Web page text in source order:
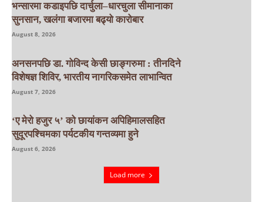
भन्सारमा कडाइपछि दार्चुला–धारचुला सीमानाका
सुनसान, खलंगा बजारमा बढ्यो कारोबार
August 8, 2026
अनसनपछि डा. गोविन्द केसी छाङ्गरुमा : तीनदिने
विशेषज्ञ शिविर, भारतीय नागरिकसमेत लाभान्वित
August 7, 2026
‘ए मेरो हजुर ५’ को छायांकन अपिहिमालसहित
सुदूरपश्चिमका पर्यटकीय गन्तव्यमा हुने
August 6, 2026
Load more